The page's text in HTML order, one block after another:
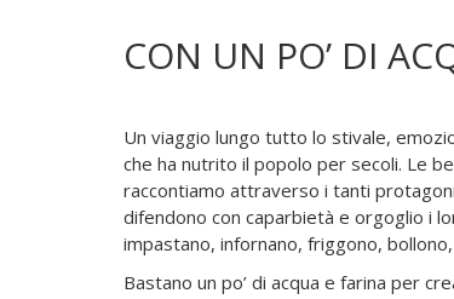
CON UN PO’ DI
Un viaggio lungo tutto lo stivale,
che ha nutrito il popolo per secoli. Le
raccontiamo attraverso i tanti
difendono con caparbietà e orgoglio i
impastano, infornano, friggono,
Bastano un po’ di acqua e farina per